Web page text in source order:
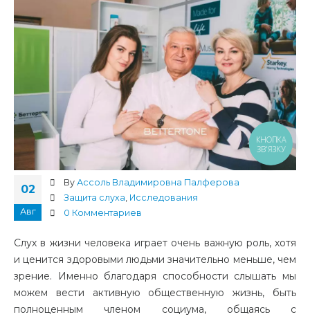
02
Авг
By Ассоль Владимировна Палферова
Защита слуха, Исследования
0 Комментариев
Слух в жизни человека играет очень важную роль, хотя
и ценится здоровыми людьми значительно меньше, чем
зрение. Именно благодаря способности слышать мы
можем вести активную общественную жизнь, быть
полноценным членом социума, общаясь с
КНОПКА
ЗВ'ЯЗКУ